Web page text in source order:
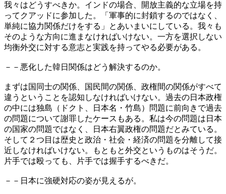
我々はどうすべきか。インドの場合、開放主義的な立場を持
ってクアッドに参加した。「軍事的に封鎖するのではなく、
単純に協力関係だけをする」とあいまいにしている。我々も
そのような方向に進まなければいけない。一方を選択しない
均衡外交に対する意志と実践を持ってやる必要がある。
－－悪化した韓日関係はどう解決するのか。
まずは国同士の関係、国民間の関係、政権間の関係がすべて
違うということを認知しなければいけない。過去の日本政権
の中には独島（ドクト、日本名・竹島）問題に前向きで過去
の問題について謝罪したケースもある。私は今の問題は日本
の国家の問題ではなく、日本右翼政権の問題だとみている。
そして２つ目は歴史と政治・社会・経済の問題を分離して接
近しなければいけない。もともと外交というものはそうだ。
片手では殴っても、片手では握手するべきだ。
－－日本に強硬対応の姿が見えるが。